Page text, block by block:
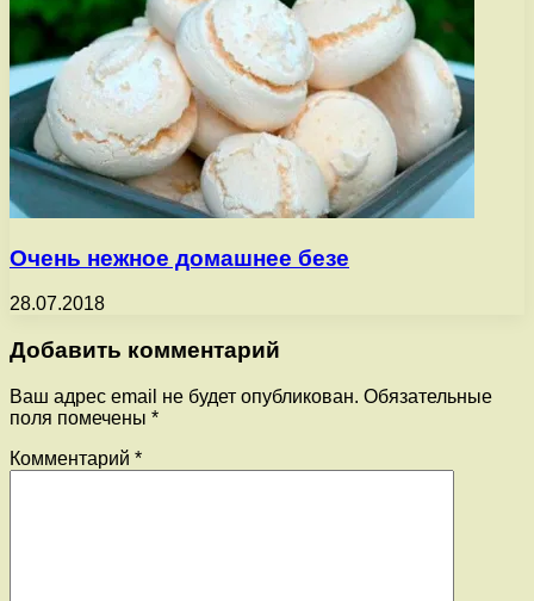
Очень нежное домашнее безе
28.07.2018
Добавить комментарий
Ваш адрес email не будет опубликован. Обязательные
поля помечены *
Комментарий *